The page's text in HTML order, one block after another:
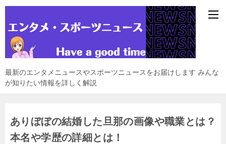
最新のエンタメニュースやスポーツニュースをお届けします みんな
が知りたい情報を詳しく解説
ありぼぼの結婚した旦那の画像や職業とは？
本名や学歴の詳細とは！